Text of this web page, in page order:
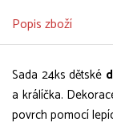
Popis zboží
Sada 24ks dětské
a králíčka.
povrch pomocí